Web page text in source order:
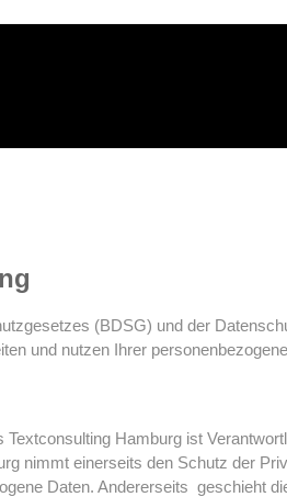
(BDSG) und der
und nutzen Ihrer
Hamburg ist
nimmt einerseits den Schutz der
Daten. Andererseits geschieht